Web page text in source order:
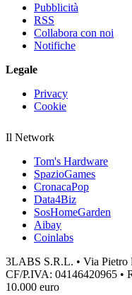
Pubblicità
RSS
Collabora con noi
Notifiche
Legale
Privacy
Cookie
Il Network
Tom's Hardware
SpazioGames
CronacaPop
Data4Biz
SosHomeGarden
Aibay
Coinlabs
3LABS S.R.L. • Via Pietro
CF/P.IVA: 04146420965 •
10.000 euro